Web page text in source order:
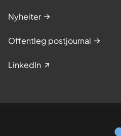
Nyheiter
Offentleg postjournal
LinkedIn